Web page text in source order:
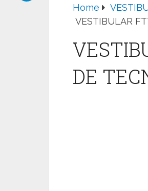
Home
VESTIBULAR
DE